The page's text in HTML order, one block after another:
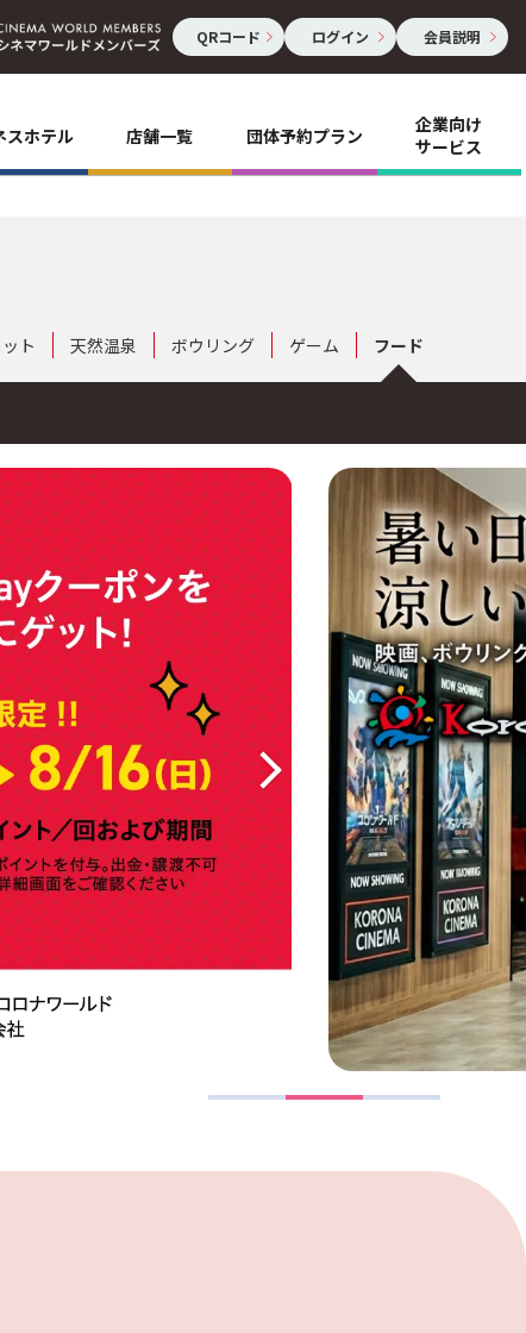
QRコード ログイン 会員説明
スホテル 店舗一覧 団体予約プラン
企業向け
サービス
ト 天然温泉 ボウリング ゲーム フード